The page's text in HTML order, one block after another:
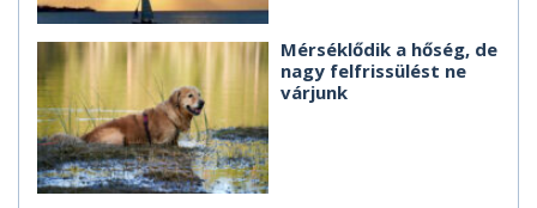
Mérséklődik a hőség, de
nagy felfrissülést ne
várjunk